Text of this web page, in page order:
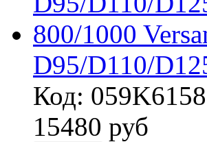
D95/D110/
Код:
15480 руб